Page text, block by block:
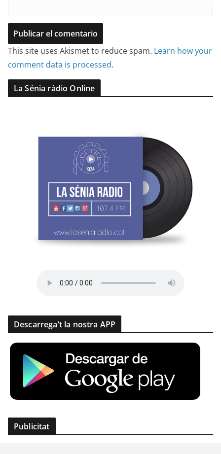
This site uses Akismet to reduce spam. Learn how your
comment data is processed.
La Sénia ràdio Online
Descarrega’t la nostra APP
Publicitat